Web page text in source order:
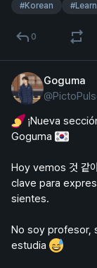
#Korean #
0
Goguma
@
¡Nueva
Goguma
Hoy vemos 것 같
clave para
sientes.
No soy profesor,
estudia